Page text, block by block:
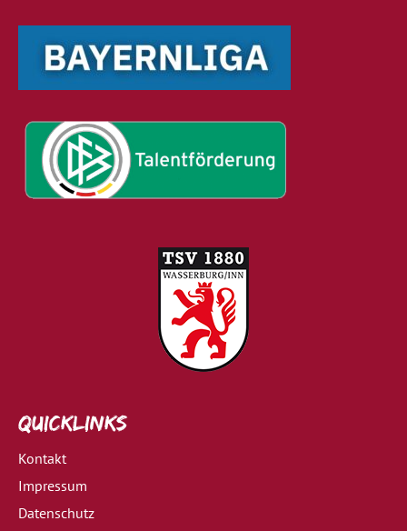
Quicklinks
Kontakt
Impressum
Datenschutz